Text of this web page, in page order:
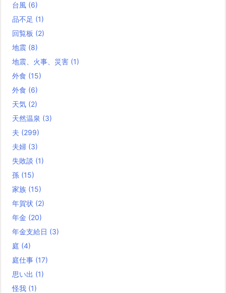
台風 (6)
品不足 (1)
回覧板 (2)
地震 (8)
地震、火事、災害 (1)
外食 (15)
外食 (6)
天気 (2)
天然温泉 (3)
夫 (299)
夫婦 (3)
失敗談 (1)
孫 (15)
家族 (15)
年賀状 (2)
年金 (20)
年金支給日 (3)
庭 (4)
庭仕事 (17)
思い出 (1)
怪我 (1)